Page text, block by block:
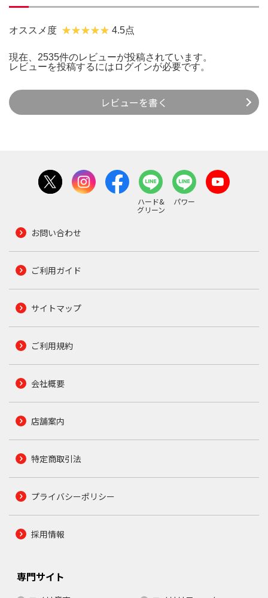
オススメ度 4.5点
現在、2535件のレビューが投稿されています。
レビューを投稿するには ログインが必要です。
レビューを書く
ハード&
グリーン
パワー
お問い合わせ
ご利用ガイド
サイトマップ
ご利用規約
会社概要
店舗案内
特定商取引法
プライバシーポリシー
採用情報
専門サイト